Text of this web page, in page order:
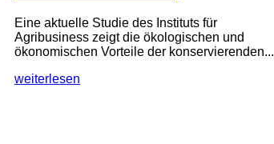
Eine aktuelle Studie des Instituts für
Agribusiness zeigt die ökologischen und
ökonomischen Vorteile der konservierenden...
weiterlesen